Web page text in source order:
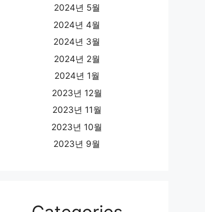
2024년 5월
2024년 4월
2024년 3월
2024년 2월
2024년 1월
2023년 12월
2023년 11월
2023년 10월
2023년 9월